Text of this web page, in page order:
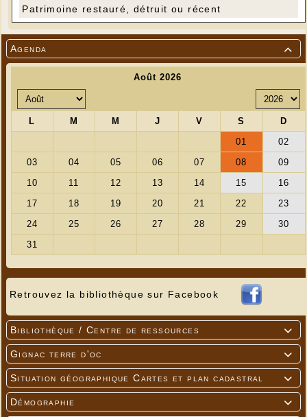

Agenda
Retrouvez la bibliothèque sur Facebook

Bibliothèque / Centre de ressources

Gignac terre d'oc

Situation géographique Cartes et plan cadastral

Démographie
Le même chemin en 1970, à peu près au même
niveau, uniquement fréquenté par les troupeaux de
moutons
Patrimoine restauré, détruit ou récent